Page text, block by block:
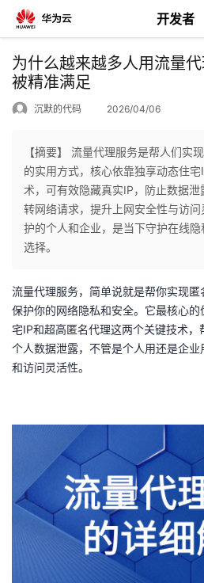
开发者
返
回
个
人
页
我
开
发
为什么越来越多人用流量
被精准满足
沉默的代码 2026/04/06
【摘要】 流量代理服务是帮人们实
的实用方式，核心依靠独享动态住
术，可有效隐藏真实IP，防止数据
转网络请求，提升上网安全性与访
护的个人和企业，是当下守护在线
选择。
流量代理服务，简单说就是帮你实现
保护你的网络隐私和安全。它最核心
宅IP和超高匿名代理这两个关键技术
个人数据泄露，不管是个人用还是企
和访问灵活性。